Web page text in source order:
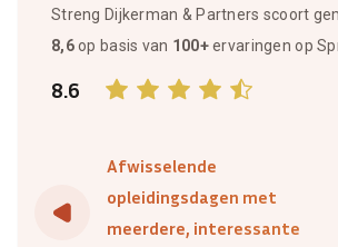
Streng Dijkerman & Partners scoort
8,6op basis van 100+ervaringen op
8.6
Afwisselende
opleidingsdagen met
meerdere, interessante